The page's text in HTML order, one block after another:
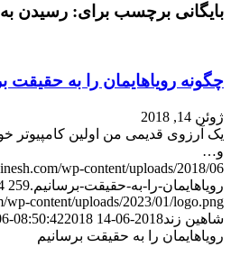
بایگانی برچسب برای: رسیدن
چگونه رویاهایمان را به حقیقت
ژوئن 14, 2018
یک آرزوی قدیمی من اولین کامپیوتر
و…
رویاهایمان-را-به-حقیقت-برسانیم.jpg259
wp-content/uploads/2023/01/logo.png
شاهین زند2018-06-14 08:50:42
2018-06-14 08:50:42
رویاهایمان را به حقیقت برسانیم